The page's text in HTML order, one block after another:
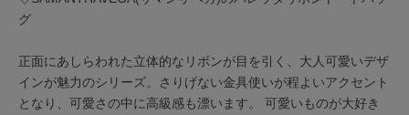
グ
正面にあしらわれた立体的なリボンが目を引く、大人可愛いデザ
インが魅力のシリーズ。さりげない金具使いが程よいアクセント
となり、可愛さの中に高級感も漂います。 可愛いものが大好き